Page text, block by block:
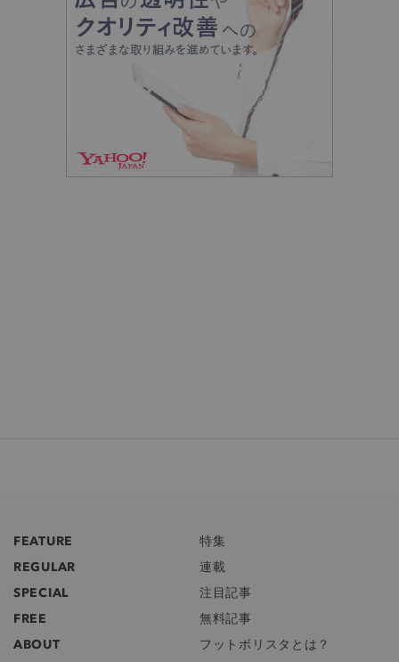
FEATURE
特集
REGULAR
連載
SPECIAL
注目記事
FREE
無料記事
ABOUT
フットボリスタとは？